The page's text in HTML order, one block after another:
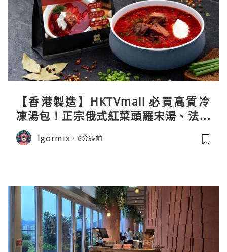
【香港製造】HKTVmall 必買高質冷
凍湯包！正宗俄式紅菜頭羅宋湯、法式
龍蝦濃湯與生酮膠原蛋白骨頭湯全攻略
Igormix 6分鐘前